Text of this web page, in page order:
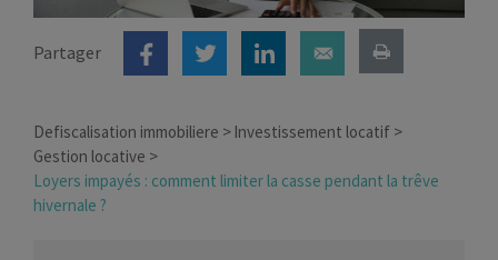
Partager
Defiscalisation immobiliere
Investissement locatif
Gestion locative
Loyers impayés : comment limiter la casse pendant la trêve
hivernale ?